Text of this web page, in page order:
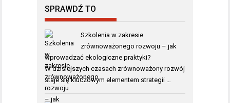
SPRAWDŹ TO
Szkolenia w zakresie
zrównoważonego rozwoju – jak
wprowadzać ekologiczne praktyki?
W dzisiejszych czasach zrównoważony rozwój
staje się kluczowym elementem strategii …